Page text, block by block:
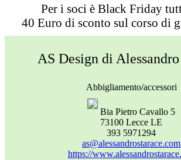
Per i soci è Black Friday
40 Euro di sconto sul corso di
AS Design di Alessandro
Abbigliamento/accessori
Bia Pietro Cavallo 5
73100 Lecce LE
393 5971294
as@alessandrostarace.com
https://